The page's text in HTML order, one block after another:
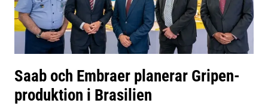
Saab och Embraer planerar Gripen-
produktion i Brasilien